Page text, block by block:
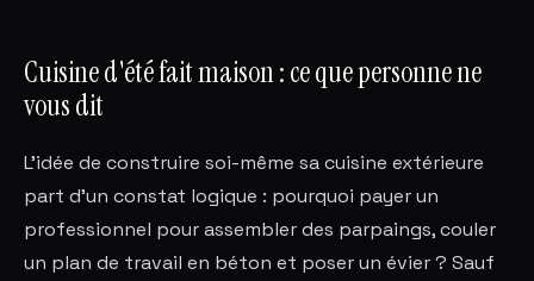
Cuisine d'été fait maison : ce que personne ne
vous dit
L'idée de construire soi-même sa cuisine extérieure
part d'un constat logique : pourquoi payer un
professionnel pour assembler des parpaings, couler
un plan de travail en béton et poser un évier ? Sauf